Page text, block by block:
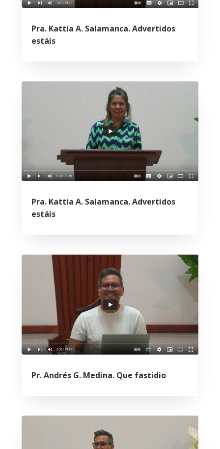
Pra. Kattia A. Salamanca. Advertidos
estáis
Pra. Kattia A. Salamanca. Advertidos
estáis
Pr. Andrés G. Medina. Que fastidio